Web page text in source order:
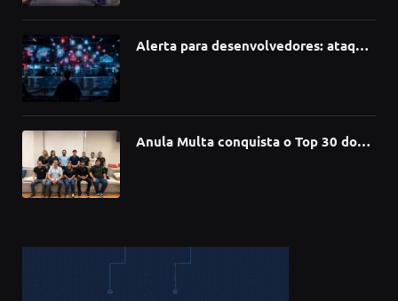
Alerta para desenvolvedores: ataque
Anula Multa conquista o Top 30 do